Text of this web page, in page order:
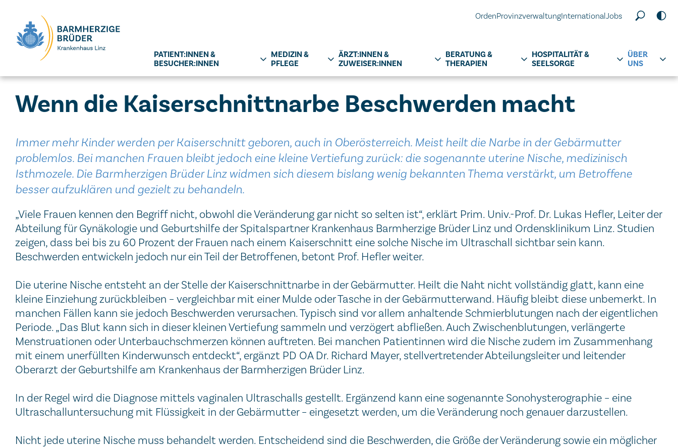
OrdenProvinzverwaltungInternationalJobs
PATIENT:INNEN &
BESUCHER:INNEN
MEDIZIN &
PFLEGE
ÄRZT:INNEN &
ZUWEISER:INNEN
BERATUNG &
THERAPIEN
HOSPITALITÄT &
SEELSORGE
ÜBER
UNS
Wenn die Kaiserschnittnarbe Beschwerden macht
Immer mehr Kinder werden per Kaiserschnitt geboren, auch in Oberösterreich. Meist heilt die Narbe in der Gebärmutter
problemlos. Bei manchen Frauen bleibt jedoch eine kleine Vertiefung zurück: die sogenannte uterine Nische, medizinisch
Isthmozele. Die Barmherzigen Brüder Linz widmen sich diesem bislang wenig bekannten Thema verstärkt, um Betroffene
besser aufzuklären und gezielt zu behandeln.
„Viele Frauen kennen den Begriff nicht, obwohl die Veränderung gar nicht so selten ist“, erklärt Prim. Univ.-Prof. Dr. Lukas Hefler, Leiter der
Abteilung für Gynäkologie und Geburtshilfe der Spitalspartner Krankenhaus Barmherzige Brüder Linz und Ordensklinikum Linz. Studien
zeigen, dass bei bis zu 60 Prozent der Frauen nach einem Kaiserschnitt eine solche Nische im Ultraschall sichtbar sein kann.
Beschwerden entwickeln jedoch nur ein Teil der Betroffenen, betont Prof. Hefler weiter.
Die uterine Nische entsteht an der Stelle der Kaiserschnittnarbe in der Gebärmutter. Heilt die Naht nicht vollständig glatt, kann eine
kleine Einziehung zurückbleiben – vergleichbar mit einer Mulde oder Tasche in der Gebärmutterwand. Häufig bleibt diese unbemerkt. In
manchen Fällen kann sie jedoch Beschwerden verursachen. Typisch sind vor allem anhaltende Schmierblutungen nach der eigentlichen
Periode. „Das Blut kann sich in dieser kleinen Vertiefung sammeln und verzögert abfließen. Auch Zwischenblutungen, verlängerte
Menstruationen oder Unterbauchschmerzen können auftreten. Bei manchen Patientinnen wird die Nische zudem im Zusammenhang
mit einem unerfüllten Kinderwunsch entdeckt“, ergänzt PD OA Dr. Richard Mayer, stellvertretender Abteilungsleiter und leitender
Oberarzt der Geburtshilfe am Krankenhaus der Barmherzigen Brüder Linz.
In der Regel wird die Diagnose mittels vaginalen Ultraschalls gestellt. Ergänzend kann eine sogenannte Sonohysterographie – eine
Ultraschalluntersuchung mit Flüssigkeit in der Gebärmutter – eingesetzt werden, um die Veränderung noch genauer darzustellen.
Nicht jede uterine Nische muss behandelt werden. Entscheidend sind die Beschwerden, die Größe der Veränderung sowie ein möglicher